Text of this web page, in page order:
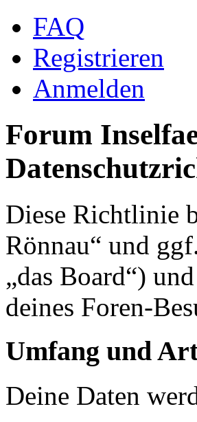
FAQ
Registrieren
Anmelden
Forum
Diese Richtlinie
Rönnau“ und
„das Board“)
deines Foren-
Umfang und
Deine Daten